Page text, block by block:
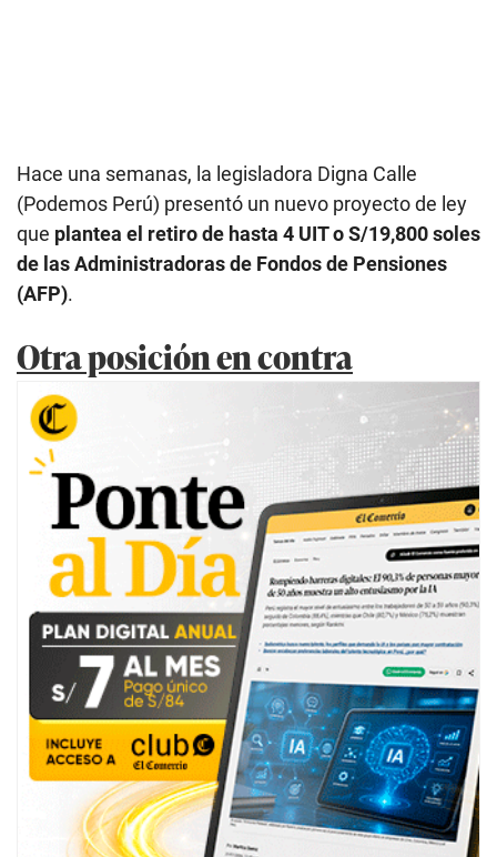
Hace una semanas, la legisladora Digna Calle
(Podemos Perú) presentó un nuevo proyecto de ley
que plantea el retiro de hasta 4 UIT o S/19,800 soles
de las Administradoras de Fondos de Pensiones
(AFP).
Otra posición en contra